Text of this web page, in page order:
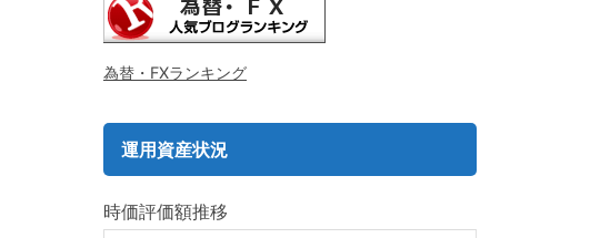
為替・FXランキング
運用資産状況
時価評価額推移